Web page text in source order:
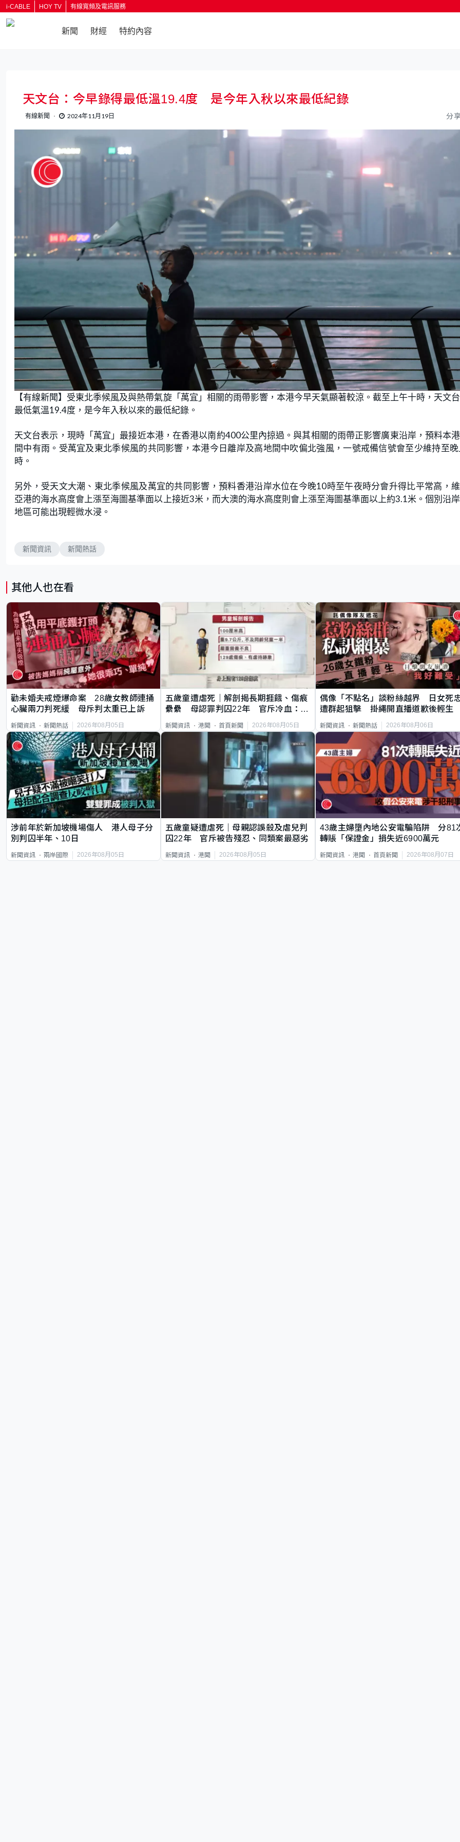
i-CABLE HOY TV 有線寬頻及電訊服務
新聞 財經 特約內容
天文台：今早錄得最低溫19.4度 是今年入秋以來最低紀錄
有線新聞 2024年11月19日 分
【有線新聞】受東北季候風及與熱帶氣旋「萬宜」相關的雨帶影響，本港今早天氣顯著較涼。截至上午十時，天文
最低氣溫19.4度，是今年入秋以來的最低紀錄。
天文台表示，現時「萬宜」最接近本港，在香港以南約400公里內掠過。與其相關的雨帶正影響廣東沿岸，預料本
間中有雨。受萬宜及東北季候風的共同影響，本港今日離岸及高地間中吹偏北強風，一號戒備信號會至少維持至
時。
另外，受天文大潮、東北季候風及萬宜的共同影響，預料香港沿岸水位在今晚10時至午夜時分會升得比平常高，
亞港的海水高度會上漲至海圖基準面以上接近3米，而大澳的海水高度則會上漲至海圖基準面以上約3.1米。個別沿
地區可能出現輕微水浸。
新聞資訊 新聞熱話
其他人也在看
勸未婚夫戒煙爆命案 28歲女教師連捅
心臟兩刀判死緩 母斥判太重已上訴
新聞資訊 新聞熱話 2026年08月05日
五歲童遭虐死｜解剖揭長期捱餓、傷痕
纍纍 母認罪判囚22年 官斥冷血：同
新聞資訊 港聞 首頁新聞 2026年08月05日
偶像「不點名」談粉絲越界 日女死
遭群起狙擊 掛繩開直播道歉後輕生
新聞資訊 新聞熱話 2026年08月06日
涉前年於新加坡機場傷人 港人母子分
別判囚半年、10日
新聞資訊 兩岸國際 2026年08月05日
五歲童疑遭虐死｜母親認誤殺及虐兒判
囚22年 官斥被告殘忍、同類案最惡劣
新聞資訊 港聞 2026年08月05日
43歲主婦墮內地公安電騙陷阱 分81
轉賬「保證金」損失近6900萬元
新聞資訊 港聞 首頁新聞 2026年08月07日